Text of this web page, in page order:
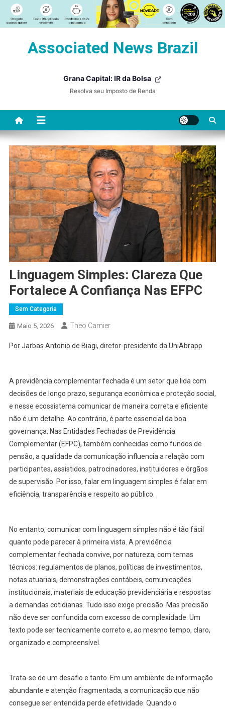
Associated News Brazil
Grana Capital: IR da Bolsa
Resolva seu Imposto de Renda
Linguagem Simples: Clareza Que
Fortalece A Confiança Nas EFPC
Sem Categoria
Maio 5, 2026 Theo Carnier
Por Jarbas Antonio de Biagi, diretor-presidente da UniAbrapp
A previdência complementar fechada é um setor que lida com
decisões de longo prazo, segurança econômica e proteção social,
e nesse ecossistema comunicar de maneira correta e eficiente
não é um detalhe. Ao contrário, é parte essencial da boa
governança. Nas Entidades Fechadas de Previdência
Complementar (EFPC), também conhecidas como fundos de
pensão, a qualidade da comunicação influencia a relação com
participantes, assistidos, patrocinadores, instituidores e órgãos
de supervisão. Por isso, falar em linguagem simples é falar em
eficiência, transparência e respeito ao público.
No entanto, comunicar com linguagem simples não é tão fácil
quanto pode parecer à primeira vista. A previdência
complementar fechada convive, por natureza, com temas
técnicos: regulamentos de planos, políticas de investimentos,
notas atuariais, demonstrações contábeis, comunicações
institucionais, materiais de educação previdenciária e respostas
a demandas cotidianas. Tudo isso exige precisão. Mas precisão
não deve ser confundida com excesso de complexidade. Um
texto pode ser tecnicamente correto e, ao mesmo tempo, claro,
organizado e compreensível.
Trata-se de um desafio e tanto. Em um ambiente de informação
abundante e atenção fragmentada, a comunicação que não
consegue ser entendida perde efetividade. Quando o